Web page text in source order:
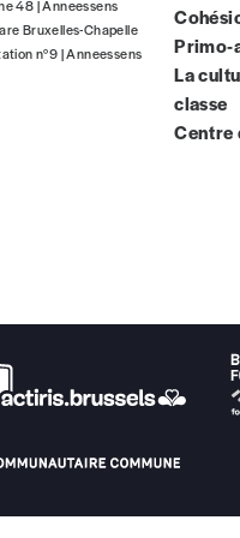
commandez au numéro.
papier ou numérique.
IBAN BE34 0010 7305 2190
moment, même après
Par numéro
48 | Anneessens
Bruxelles-Chapelle
n°9 | Anneessens
Primo-
La
classe
Centre